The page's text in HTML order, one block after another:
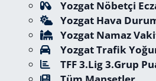
Yozgat Nöbetçi
Yozgat Hava
Yozgat Namaz
Yozgat Trafik
TFF 3.Lig 3.Grup